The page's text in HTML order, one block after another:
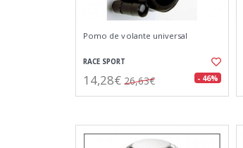
Pomo de volante universal
RACE SPORT
14,28€ 26,63€ - 46%